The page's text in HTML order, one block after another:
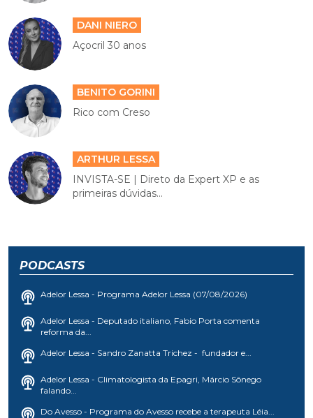
DANI NIERO
Açocril 30 anos
BENITO GORINI
Rico com Creso
ARTHUR LESSA
INVISTA-SE | Direto da Expert XP e as
primeiras dúvidas...
PODCASTS
Adelor Lessa - Programa Adelor Lessa (07/08/2026)
Adelor Lessa - Deputado italiano, Fabio Porta comenta
reforma da...
Adelor Lessa - Sandro Zanatta Trichez - fundador e...
Adelor Lessa - Climatologista da Epagri, Márcio Sônego
falando...
Do Avesso - Programa do Avesso recebe a terapeuta Léia...